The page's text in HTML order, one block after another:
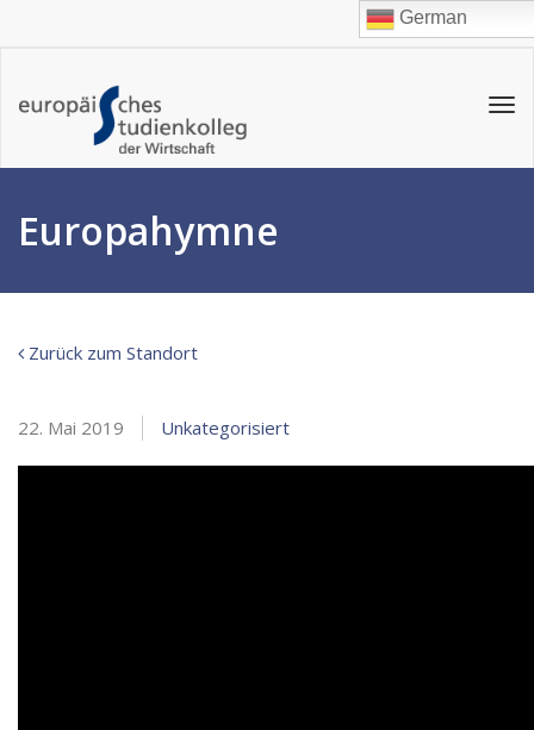
Europahymne
Zurück zum Standort
22. Mai 2019 Unkategorisiert
German